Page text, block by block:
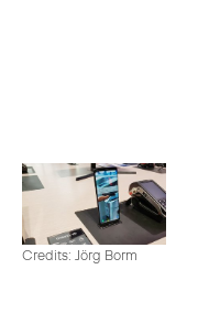
Credits: Jörg Borm